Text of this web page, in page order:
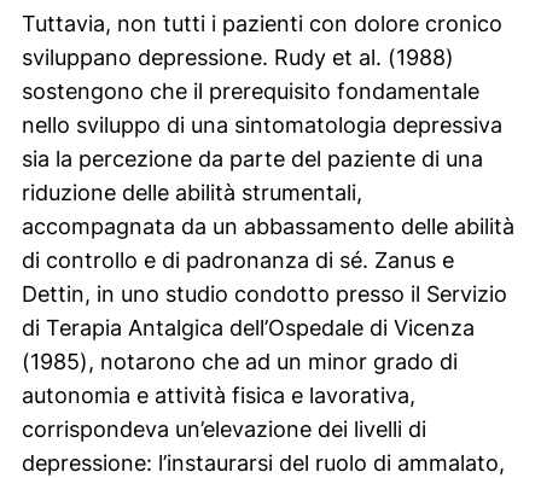
Tuttavia, non tutti i pazienti con dolore cronico
sviluppano depressione. Rudy et al. (1988)
sostengono che il prerequisito fondamentale
nello sviluppo di una sintomatologia depressiva
sia la percezione da parte del paziente di una
riduzione delle abilità strumentali,
accompagnata da un abbassamento delle abilità
di controllo e di padronanza di sé. Zanus e
Dettin, in uno studio condotto presso il Servizio
di Terapia Antalgica dell’Ospedale di Vicenza
(1985), notarono che ad un minor grado di
autonomia e attività fisica e lavorativa,
corrispondeva un’elevazione dei livelli di
depressione: l’instaurarsi del ruolo di ammalato,